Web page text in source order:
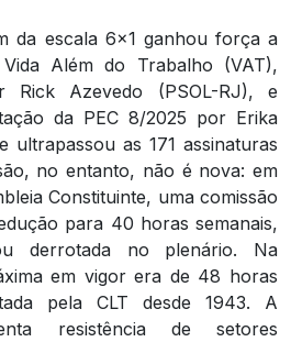
da escala 6×1 ganhou força a
Além do Trabalho (VAT),
Rick Azevedo (PSOL-RJ), e
da PEC 8/2025 por Erika
as 171 assinaturas
no entanto, não é nova: em
Constituinte, uma comissão
para 40 horas semanais,
derrotada no plenário. Na
em vigor era de 48 horas
pela CLT desde 1943. A
resistência de setores